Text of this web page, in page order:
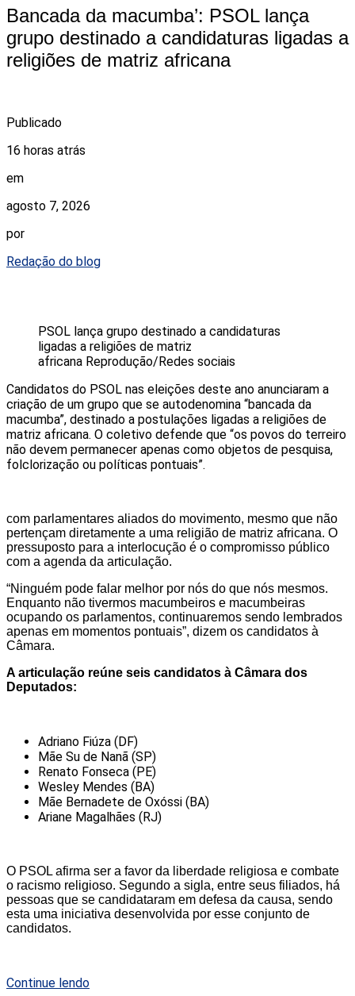
Bancada da macumba’: PSOL lança
grupo destinado a candidaturas ligadas a
religiões de matriz africana
Publicado
16 horas atrás
em
agosto 7, 2026
por
Redação do blog
PSOL lança grupo destinado a candidaturas
ligadas a religiões de matriz
africana Reprodução/Redes sociais
Candidatos do PSOL nas eleições deste ano anunciaram a
criação de um grupo que se autodenomina “bancada da
macumba”, destinado a postulações ligadas a religiões de
matriz africana. O coletivo defende que “os povos do terreiro
não devem permanecer apenas como objetos de pesquisa,
folclorização ou políticas pontuais”.
com parlamentares aliados do movimento, mesmo que não
pertençam diretamente a uma religião de matriz africana. O
pressuposto para a interlocução é o compromisso público
com a agenda da articulação.
“Ninguém pode falar melhor por nós do que nós mesmos.
Enquanto não tivermos macumbeiros e macumbeiras
ocupando os parlamentos, continuaremos sendo lembrados
apenas em momentos pontuais”, dizem os candidatos à
Câmara.
A articulação reúne seis candidatos à Câmara dos
Deputados:
Adriano Fiúza (DF)
Mãe Su de Nanã (SP)
Renato Fonseca (PE)
Wesley Mendes (BA)
Mãe Bernadete de Oxóssi (BA)
Ariane Magalhães (RJ)
O PSOL afirma ser a favor da liberdade religiosa e combate
o racismo religioso. Segundo a sigla, entre seus filiados, há
pessoas que se candidataram em defesa da causa, sendo
esta uma iniciativa desenvolvida por esse conjunto de
candidatos.
Continue lendo